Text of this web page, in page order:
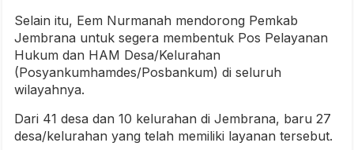
Selain itu, Eem Nurmanah mendorong Pemkab
Jembrana untuk segera membentuk Pos Pelayanan
Hukum dan HAM Desa/Kelurahan
(Posyankumhamdes/Posbankum) di seluruh
wilayahnya.
Dari 41 desa dan 10 kelurahan di Jembrana, baru 27
desa/kelurahan yang telah memiliki layanan tersebut.